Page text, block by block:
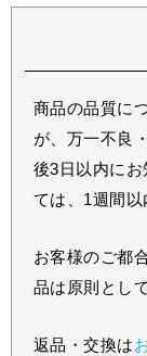
商品の品質に
が、万一不良
後3日以内に
ては、1週間以
お客様のご都
品は原則とし
返品・交換は